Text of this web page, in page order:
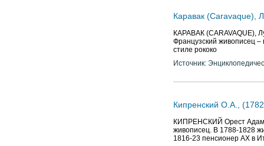
Каравак (Caravaque),
КАРАВАК (CARAVAQUE),
Французский живописец –
стиле рококо
Источник:
Кипренский О.А.,
КИПРЕНСКИЙ Орест
живописец. В 1788-1828
1816-23 пенсионер АХ в